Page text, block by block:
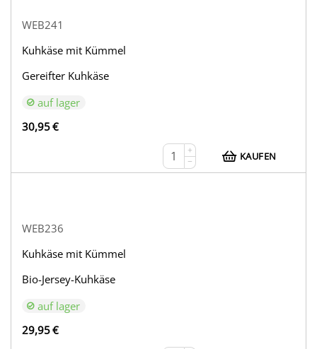
WEB241
Kuhkäse mit Kümmel
Gereifter Kuhkäse
auf lager
30,95€
+
−
KAUFEN
WEB236
Kuhkäse mit Kümmel
Bio-Jersey-Kuhkäse
auf lager
29,95€